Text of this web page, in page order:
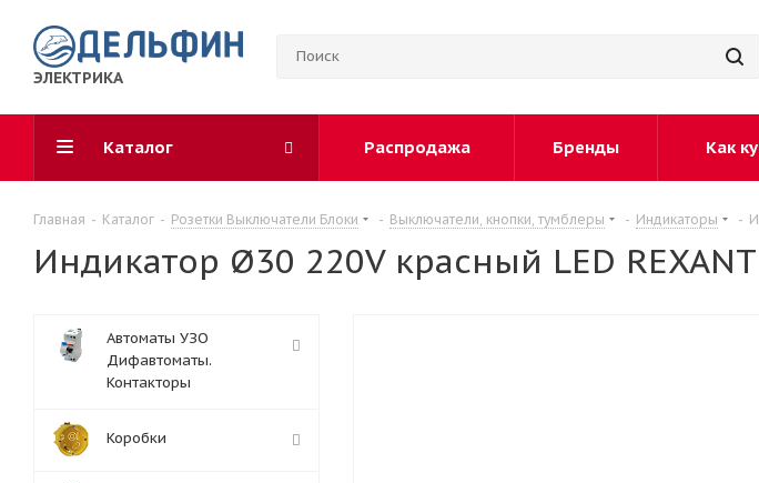
ЭЛЕКТРИКА
Каталог Распродажа Бренды Как
Главная - Каталог - Розетки Выключатели Блоки - Выключатели, кнопки, тумблеры - Индикаторы -
Индикатор Ø30 220V красный LED
Автоматы УЗО
Дифавтоматы.
Контакторы
Коробки